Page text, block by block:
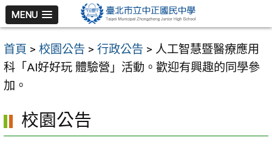
跳
至
主
要
內
區
MENU
首頁 > 校園公告 > 行政公告 > 人工智慧暨醫療應用
科「AI好好玩 體驗營」活動。歡迎有興趣的同學參
加。
校園公告